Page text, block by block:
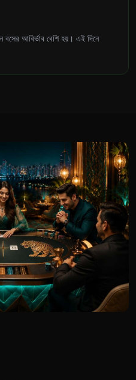
বসের আবির্ভাব বেশি হয়। এই দিনে